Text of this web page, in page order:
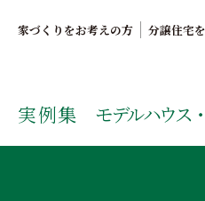
家づくりをお考えの方 分譲住宅
実例集 モデルハウス・